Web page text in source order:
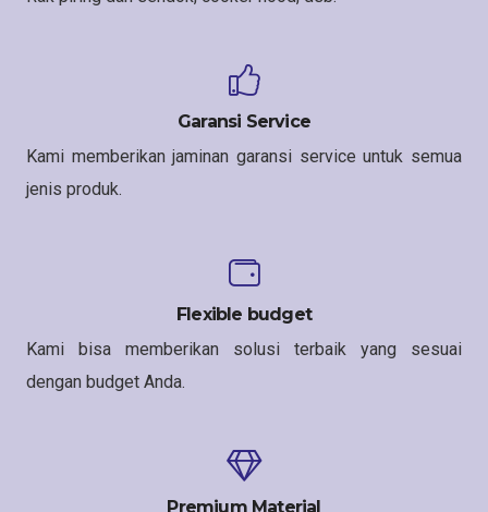
Garansi Service
Kami memberikan jaminan garansi service untuk semua
jenis produk.
Flexible budget
Kami bisa memberikan solusi terbaik yang sesuai
dengan budget Anda.
Premium Material